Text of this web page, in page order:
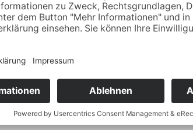
ausgereifte
und stets die für Sie komfortabelste
wir in der Lage Komplett- und
Zeitvorgaben fristgerecht zu
Ziel gemacht.